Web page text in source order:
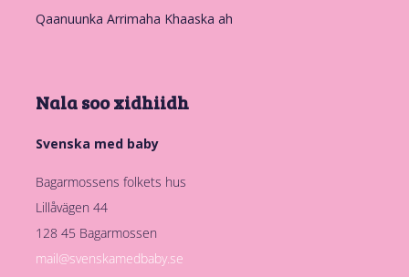
Qaanuunka Arrimaha Khaaska ah
Nala soo xidhiidh
Svenska med baby
Bagarmossens folkets hus
Lillåvägen 44
128 45 Bagarmossen
mail@svenskamedbaby.se